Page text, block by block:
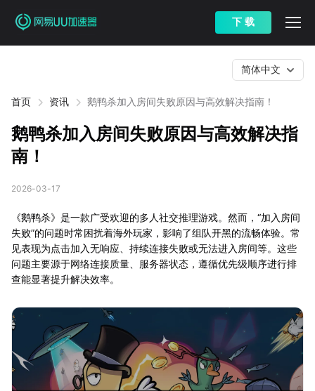
下 载
首页 资讯 鹅鸭杀加入房间失败原因与高效解决指南！
简体中文
鹅鸭杀加入房间失败原因与高效解决指
南！
2026-03-17
《鹅鸭杀》是一款广受欢迎的多人社交推理游戏。然而，“加入房间
失败”的问题时常困扰着海外玩家，影响了组队开黑的流畅体验。常
见表现为点击加入无响应、持续连接失败或无法进入房间等。这些
问题主要源于网络连接质量、服务器状态，遵循优先级顺序进行排
查能显著提升解决效率。